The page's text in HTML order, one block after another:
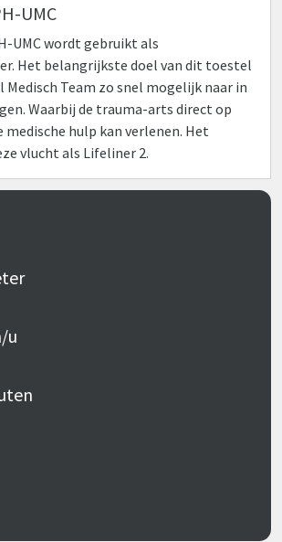
UMC
UMC wordt gebruikt als
Het belangrijkste doel van dit toestel
Medisch Team zo snel mogelijk naar in
Waarbij de trauma-arts direct op
medische hulp kan verlenen. Het
vlucht als Lifeliner 2.
u